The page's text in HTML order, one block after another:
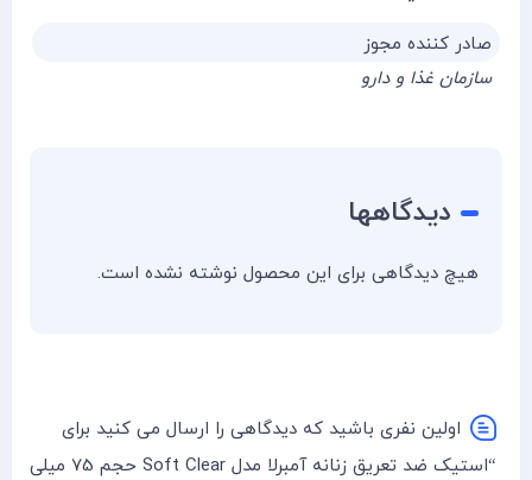
صادر کننده مجوز
سازمان غذا و دارو
دیدگاهها
هیچ دیدگاهی برای این محصول نوشته نشده است.
اولین نفری باشید که دیدگاهی را ارسال می کنید برای
“استیک ضد تعریق زنانه آمبرلا مدل Soft Clear حجم 75 میلی